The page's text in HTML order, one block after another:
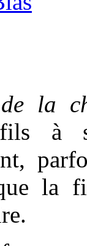
de la
fils à
la